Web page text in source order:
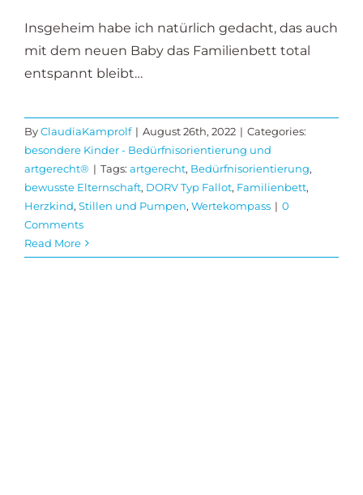
Insgeheim habe ich natürlich gedacht, das auch
mit dem neuen Baby das Familienbett total
entspannt bleibt…
ByClaudiaKamprolf | August 26th, 2022 | Categories:
besondere Kinder - Bedürfnisorientierung und
artgerecht® | Tags: artgerecht, Bedürfnisorientierung,
bewusste Elternschaft, DORV Typ Fallot, Familienbett,
Herzkind, Stillen und Pumpen, Wertekompass | 0
Comments
Read More